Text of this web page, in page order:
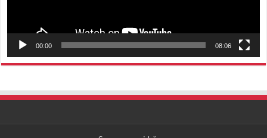
00:00 08:06